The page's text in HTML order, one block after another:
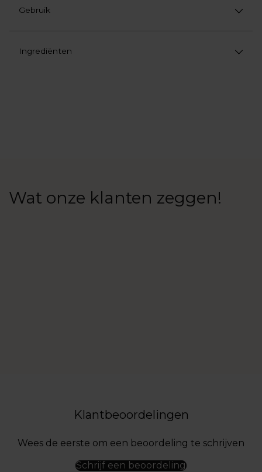
Gebruik
Ingrediënten
Wat onze klanten zeggen!
Klantbeoordelingen
Wees de eerste om een beoordeling te schrijven
Schrijf een beoordeling